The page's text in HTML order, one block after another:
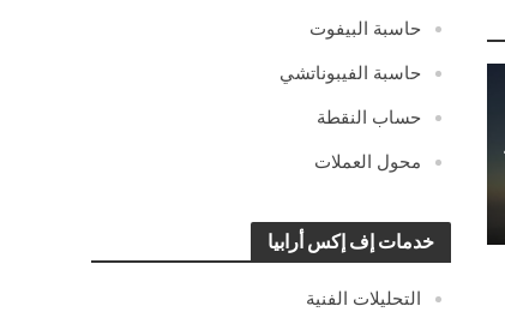
حاسبة البيفوت
حاسبة الفيبوناتشي
حساب النقطة
محول العملات
خدمات إف إكس أرابيا
التحليلات الفنية